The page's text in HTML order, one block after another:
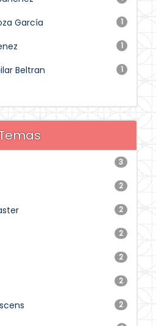
1
García
1
1
Beltran
3
2
2
2
2
2
2